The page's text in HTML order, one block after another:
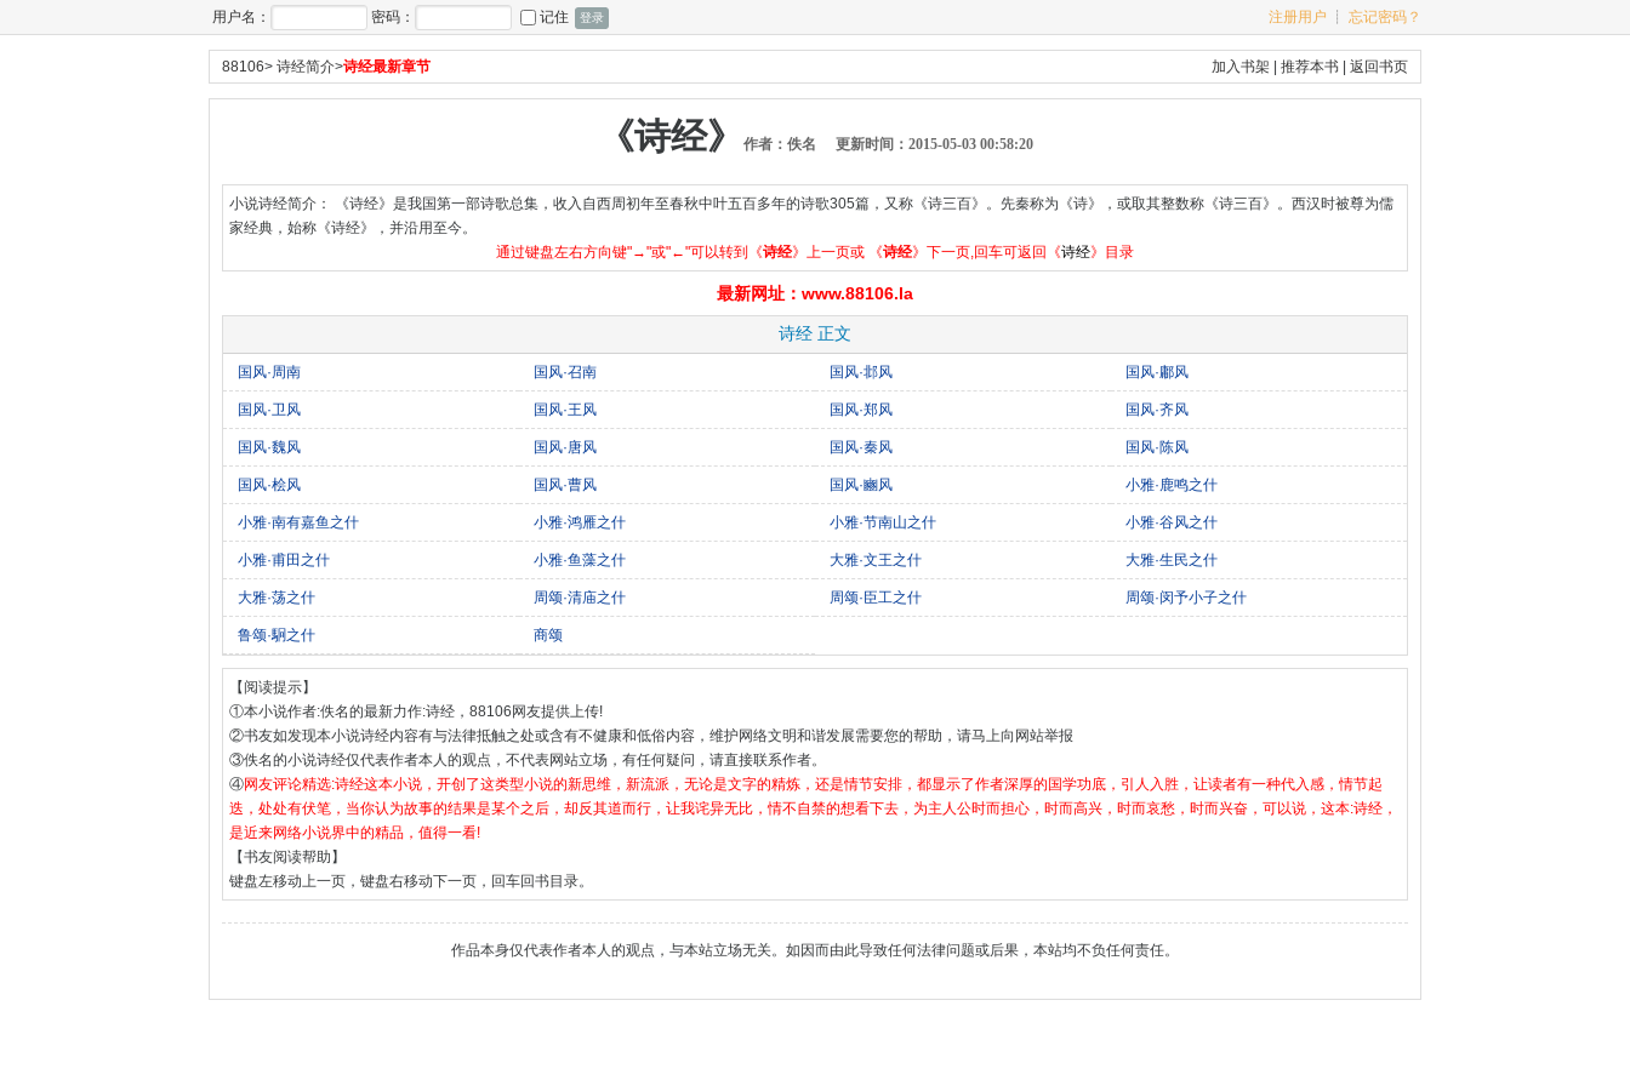
用户名： 密码： 记住 注册用户 ┊ 忘记密码？
88106> 诗经简介>诗经最新章节 加入书架 |推荐本书 |返回书页
《诗经》 作者：佚名 更新时间：2015-05-03 00:58:20
小说诗经简介： 《诗经》是我国第一部诗歌总集，收入自西周初年至春秋中叶五百多年的诗歌305篇，又称《诗三百》。先秦称为《诗》，或取其整数称《诗三百》。西汉时被尊为儒
家经典，始称《诗经》，并沿用至今。
通过键盘左右方向键"→"或"←"可以转到《诗经》上一页或 《诗经》下一页,回车可返回《诗经》目录
最新网址：www.88106.la
诗经 正文
国风·周南 国风·召南 国风·邶风 国风·鄘风
国风·卫风 国风·王风 国风·郑风 国风·齐风
国风·魏风 国风·唐风 国风·秦风 国风·陈风
国风·桧风 国风·曹风 国风·豳风 小雅·鹿鸣之什
小雅·南有嘉鱼之什 小雅·鸿雁之什 小雅·节南山之什 小雅·谷风之什
小雅·甫田之什 小雅·鱼藻之什 大雅·文王之什 大雅·生民之什
大雅·荡之什 周颂·清庙之什 周颂·臣工之什 周颂·闵予小子之什
鲁颂·駉之什 商颂
【阅读提示】
①本小说作者:佚名的最新力作:诗经，88106网友提供上传!
②书友如发现本小说诗经内容有与法律抵触之处或含有不健康和低俗内容，维护网络文明和谐发展需要您的帮助，请马上向网站举报
③佚名的小说诗经仅代表作者本人的观点，不代表网站立场，有任何疑问，请直接联系作者。
④网友评论精选:诗经这本小说，开创了这类型小说的新思维，新流派，无论是文字的精炼，还是情节安排，都显示了作者深厚的国学功底，引人入胜，让读者有一种代入感，情节起
迭，处处有伏笔，当你认为故事的结果是某个之后，却反其道而行，让我诧异无比，情不自禁的想看下去，为主人公时而担心，时而高兴，时而哀愁，时而兴奋，可以说，这本:诗经，
是近来网络小说界中的精品，值得一看!
【书友阅读帮助】
键盘左移动上一页，键盘右移动下一页，回车回书目录。
作品本身仅代表作者本人的观点，与本站立场无关。如因而由此导致任何法律问题或后果，本站均不负任何责任。